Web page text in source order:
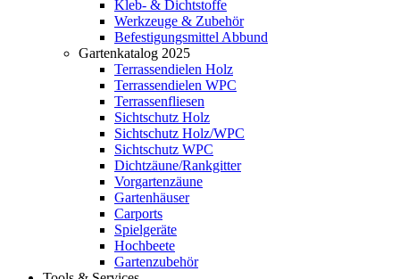
Kleb- & Dichtstoffe
Werkzeuge & Zubehör
Befestigungsmittel Abbund
Gartenkatalog 2025
Terrassendielen Holz
Terrassendielen WPC
Terrassenfliesen
Sichtschutz Holz
Sichtschutz Holz/WPC
Sichtschutz WPC
Dichtzäune/Rankgitter
Vorgartenzäune
Gartenhäuser
Carports
Spielgeräte
Hochbeete
Gartenzubehör